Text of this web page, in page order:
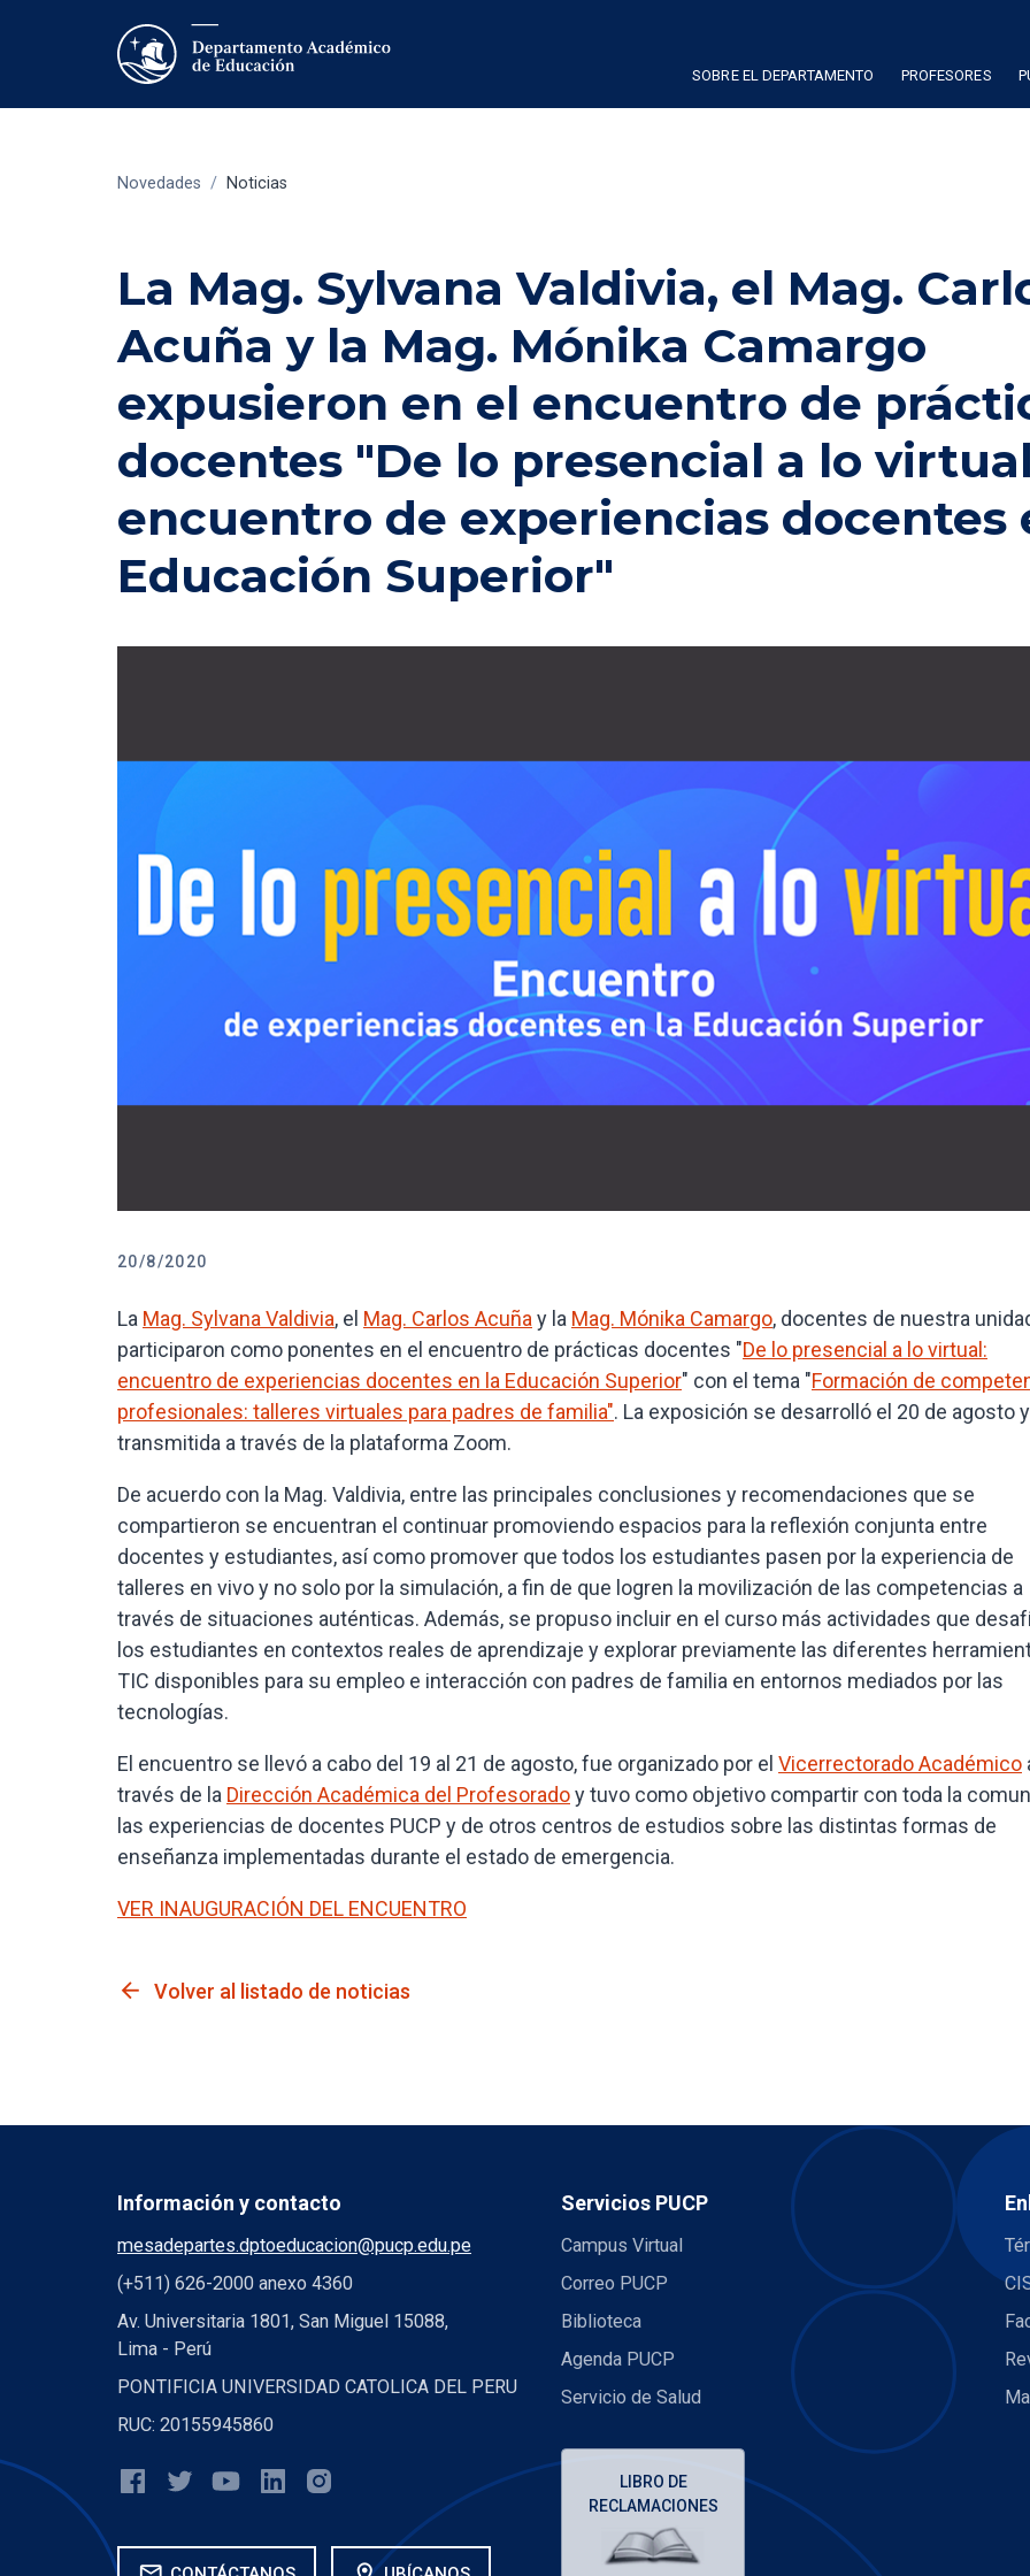
SOBRE EL DEPARTAMENTO PROFESORES
Novedades / Noticias
La Mag. Sylvana Valdivia, el Mag.
Acuña y la Mag. Mónika Camargo
expusieron en el encuentro de
docentes "De lo presencial a lo
encuentro de experiencias docentes
Educación Superior"
20/8/2020
La Mag. Sylvana Valdivia, el Mag. Carlos Acuña y la Mag. Mónika Camargo, docentes de nuestra
participaron como ponentes en el encuentro de prácticas docentes "De lo presencial a lo virtual:
encuentro de experiencias docentes en la Educación Superior" con el tema "Formación de
profesionales: talleres virtuales para padres de familia". La exposición se desarrolló el 20 de agosto
transmitida a través de la plataforma Zoom.
De acuerdo con la Mag. Valdivia, entre las principales conclusiones y recomendaciones que se
compartieron se encuentran el continuar promoviendo espacios para la reflexión conjunta entre
docentes y estudiantes, así como promover que todos los estudiantes pasen por la experiencia de
talleres en vivo y no solo por la simulación, a fin de que logren la movilización de las competencias a
través de situaciones auténticas. Además, se propuso incluir en el curso más actividades que
los estudiantes en contextos reales de aprendizaje y explorar previamente las diferentes
TIC disponibles para su empleo e interacción con padres de familia en entornos mediados por las
tecnologías.
El encuentro se llevó a cabo del 19 al 21 de agosto, fue organizado por el Vicerrectorado Académico
través de la Dirección Académica del Profesoradoy tuvo como objetivo compartir con toda la
las experiencias de docentes PUCP y de otros centros de estudios sobre las distintas formas de
enseñanza implementadas durante el estado de emergencia.
VER INAUGURACIÓN DEL ENCUENTRO
arrow_back Volver al listado de noticias
Información y contacto
mesadepartes.dptoeducacion@pucp.edu.pe
(+511) 626-2000 anexo 4360
Av. Universitaria 1801, San Miguel 15088,
Lima - Perú
PONTIFICIA UNIVERSIDAD CATOLICA DEL PERU
RUC: 20155945860
Servicios PUCP
Campus Virtual
Correo PUCP
Biblioteca
Agenda PUCP
Servicio de Salud
LIBRO DE
RECLAMACIONES